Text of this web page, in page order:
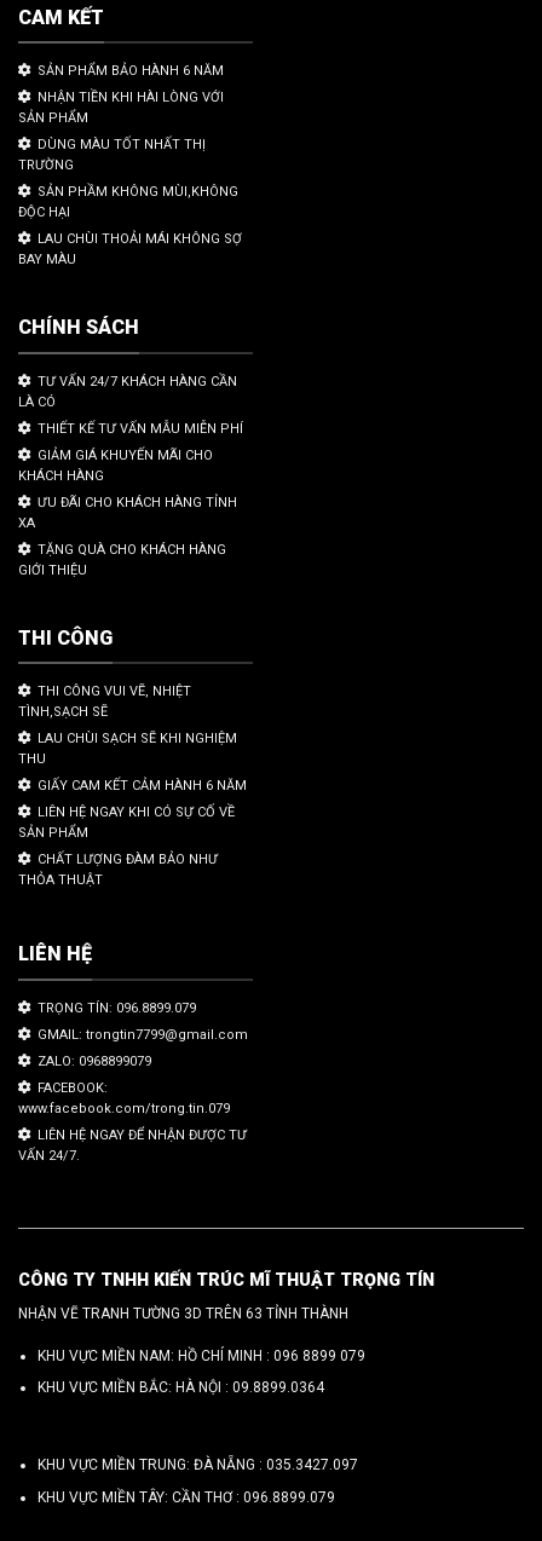
CAM KẾT
SẢN PHẨM BẢO HÀNH 6 NĂM
NHẬN TIỀN KHI HÀI LÒNG VỚI
SẢN PHẨM
DÙNG MÀU TỐT NHẤT THỊ
TRƯỜNG
SẢN PHẦM KHÔNG MÙI,KHÔNG
ĐỘC HẠI
LAU CHÙI THOẢI MÁI KHÔNG SỢ
BAY MÀU
CHÍNH SÁCH
TƯ VẤN 24/7 KHÁCH HÀNG CẦN
LÀ CÓ
THIẾT KẾ TƯ VẤN MẪU MIỄN PHÍ
GIẢM GIÁ KHUYẾN MÃI CHO
KHÁCH HÀNG
ƯU ĐÃI CHO KHÁCH HÀNG TỈNH
XA
TẶNG QUÀ CHO KHÁCH HÀNG
GIỚI THIỆU
THI CÔNG
THI CÔNG VUI VẼ, NHIỆT
TÌNH,SẠCH SẼ
LAU CHÙI SẠCH SẼ KHI NGHIỆM
THU
GIẤY CAM KẾT CẢM HÀNH 6 NĂM
LIÊN HỆ NGAY KHI CÓ SỰ CỐ VỀ
SẢN PHẨM
CHẤT LƯỢNG ĐÀM BẢO NHƯ
THỎA THUẬT
LIÊN HỆ
TRỌNG TÍN: 096.8899.079
GMAIL: trongtin7799@gmail.com
ZALO: 0968899079
FACEBOOK:
www.facebook.com/trong.tin.079
LIÊN HỆ NGAY ĐỂ NHẬN ĐƯỢC TƯ
VẤN 24/7.
CÔNG TY TNHH KIẾN TRÚC MĨ THUẬT TRỌNG TÍN
NHẬN VẼ TRANH TƯỜNG 3D TRÊN 63 TỈNH THÀNH
KHU VỰC MIỀN NAM: HỒ CHÍ MINH : 096 8899 079
KHU VỰC MIỀN BẮC: HÀ NỘI : 09.8899.0364
KHU VỰC MIỀN TRUNG: ĐÀ NẴNG : 035.3427.097
KHU VỰC MIỀN TÂY: CẦN THƠ : 096.8899.079